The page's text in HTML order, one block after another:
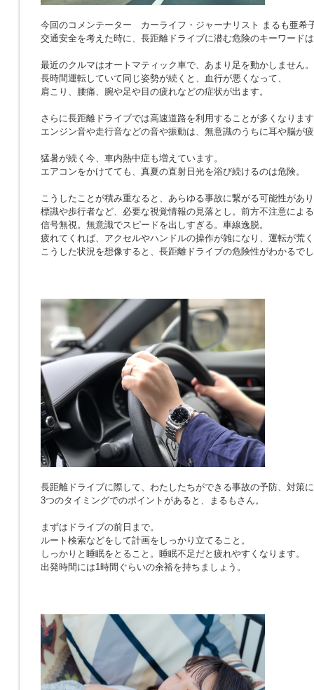
今回のコメンテーター カーライフ・ジャーナリスト まるも亜希
交通安全を考えた時に、長距離ドライブに潜む危険のキーワード
最近のクルマはオートマティック車で、あまり足を動かしません。
長時間運転していて同じ姿勢が続くと、血行が悪くなって、
肩こり、腰痛、腕や足や目の疲れなどの症状が出ます。
さらに長距離ドライブでは高速道路を利用することが多くなりま
エンジン音や走行音などの音や振動は、無意識のうちに耳や脳が
猛暑が続く今、車内熱中症も増えています。
エアコンをかけてても、真夏の直射日光を浴び続けるのは危険。
こうしたことが積み重なると、あらゆる事故に繋がる可能性があ
標識や歩行者など、必要な視覚情報の見落とし。前方不注意によ
信号無視。無意識でスピードを出しすぎる。車線逸脱。
疲れてくれば、アクセルやハンドルの操作が雑になり、運転が荒
こうした状況を想像すると、長距離ドライブの危険性がわかるで
長距離ドライブに際して、わたしたちができる事故の予防、対策
3つのタイミングでのポイントがあると、まるもさん。
まずはドライブの前日まで。
ルート検索などをして計画をしっかり立てること。
しっかりと睡眠をとること。睡眠不足だと疲れやすくなります。
出発時間には1時間ぐらいの余裕を持ちましょう。